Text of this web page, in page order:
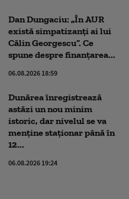
Dan Dungaciu: „În AUR
există simpatizanți ai lui
Călin Georgescu”. Ce
spune despre finanțarea...
06.08.2026 18:59
Dunărea înregistrează
astăzi un nou minim
istoric, dar nivelul se va
menţine staţionar până în
12...
06.08.2026 19:24